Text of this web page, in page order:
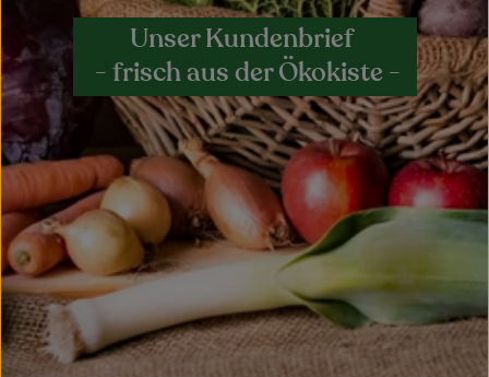
Obst & Gemüse
Kühltheke
Bäckerei
Vorratskammer
Getränke
Kosmetik
Haus, Garten & Co.
Unser Kundenbrief
- frisch aus der Ökokiste -